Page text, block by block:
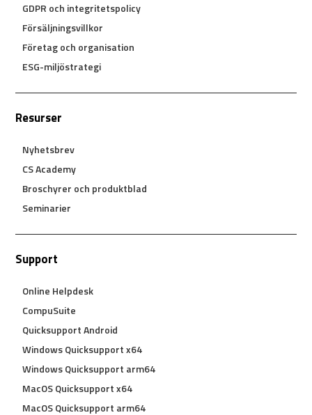
GDPR och integritetspolicy
Försäljningsvillkor
Företag och organisation
ESG-miljöstrategi
Resurser
Nyhetsbrev
CS Academy
Broschyrer och produktblad
Seminarier
Support
Online Helpdesk
CompuSuite
Quicksupport Android
Windows Quicksupport x64
Windows Quicksupport arm64
MacOS Quicksupport x64
MacOS Quicksupport arm64